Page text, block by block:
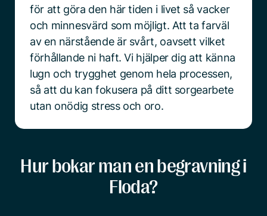
för att göra den här tiden i livet så vacker
och minnesvärd som möjligt. Att ta farväl
av en närstående är svårt, oavsett vilket
förhållande ni haft. Vi hjälper dig att känna
lugn och trygghet genom hela processen,
så att du kan fokusera på ditt sorgearbete
utan onödig stress och oro.
Hur bokar man en begravning i
Floda?